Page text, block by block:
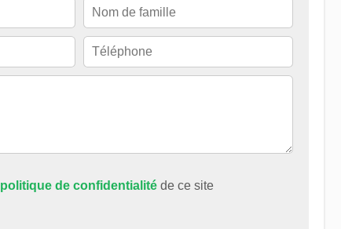
politique de confidentialitéde ce site